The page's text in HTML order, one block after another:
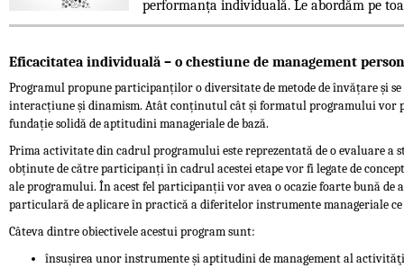
performanța individuală. Le abordăm pe
Eficacitatea individuală – o chestiune de management
Programul propune participanților o diversitate de metode de învățare și
interacțiune și dinamism. Atât conținutul cât și formatul programului vor
fundație solidă de aptitudini manageriale de bază.
Prima activitate din cadrul programului este reprezentată de o evaluare
obținute de către participanți în cadrul acestei etape vor fi legate de
ale programului. În acest fel participanții vor avea o ocazie foarte bună de
particulară de aplicare în practică a diferitelor instrumente manageriale
Câteva dintre obiectivele acestui program sunt:
însuşirea unor instrumente şi aptitudini de management al